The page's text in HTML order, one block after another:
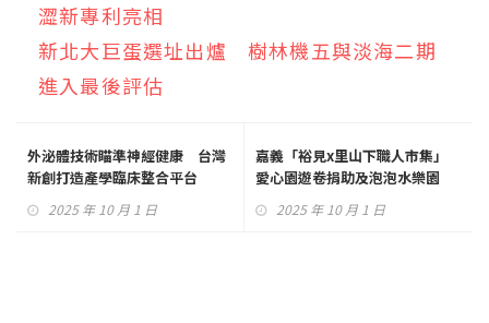
澀新專利亮相
新北大巨蛋選址出爐 樹林機五與淡海二期
進入最後評估
外泌體技術瞄準神經健康 台灣
新創打造產學臨床整合平台
2025 年 10 月 1 日
嘉義「裕見x里山下職人市集」
愛心園遊卷捐助及泡泡水樂園
2025 年 10 月 1 日